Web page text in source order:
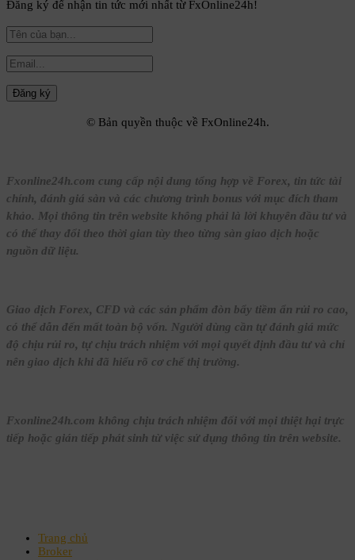
Đăng ký để nhận tin tức mới nhất từ FxOnline24h!
© Bản quyền thuộc về FxOnline24h.
Fxonline24h.com cung cấp nội dung tổng hợp về Forex, tin tức tài
chính, đánh giá sàn và các chương trình bonus với mục đích tham
khảo. Mọi thông tin trên website không phải là lời khuyên đầu tư và
có thể thay đổi theo thời gian tùy theo từng sàn giao dịch hoặc
nguồn dữ liệu.
Giao dịch Forex, CFD và các sản phẩm đòn bẩy tiềm ẩn rủi ro cao,
có thể dẫn đến mất toàn bộ vốn. Người dùng cần tự đánh giá mức
độ chịu rủi ro, tự chịu trách nhiệm với mọi quyết định đầu tư và chỉ
nên giao dịch khi đã hiểu rõ cơ chế thị trường.
Fxonline24h.com không chịu trách nhiệm đối với mọi thiệt hại trực
tiếp hoặc gián tiếp phát sinh từ việc sử dụng thông tin trên website.
Trang chủ
Broker